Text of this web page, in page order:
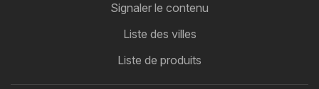
Signaler le contenu
Liste des villes
Liste de produits